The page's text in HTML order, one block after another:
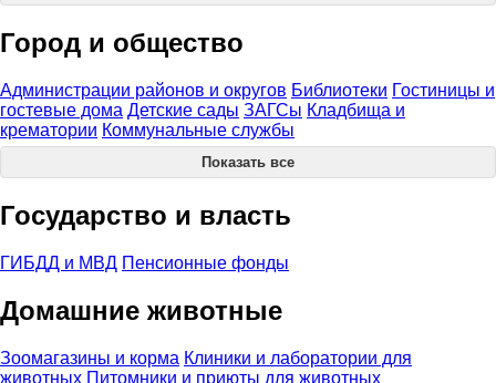
Город и общество
Администрации районов и округов Библиотеки Гостиницы и
гостевые дома Детские сады ЗАГСы Кладбища и
крематории Коммунальные службы
Показать все
Государство и власть
ГИБДД и МВД Пенсионные фонды
Домашние животные
Зоомагазины и корма Клиники и лаборатории для
животных Питомники и приюты для животных